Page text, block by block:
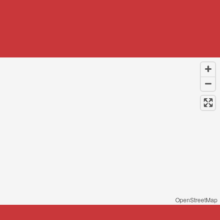
OpenStreetMap